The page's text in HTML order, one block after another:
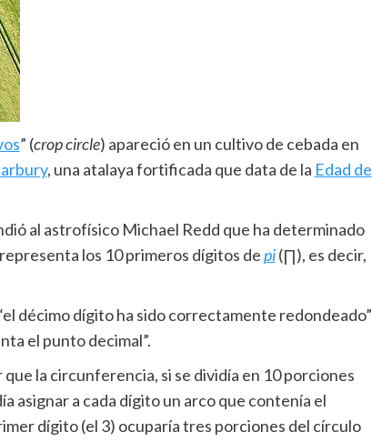
” (crop circle) apareció en un cultivo de cebada en
, una atalaya fortificada que data de la Edad de
al astrofísico Michael Redd que ha determinado
los 10 primeros dígitos depi(∏), es decir,
décimo dígito ha sido correctamente redondeado”
el punto decimal”.
la circunferencia, si se dividía en 10 porciones
asignar a cada dígito un arco que contenía el
dígito (el 3) ocuparía tres porciones del círculo